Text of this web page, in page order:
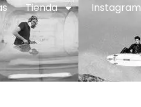
Tienda Instagram